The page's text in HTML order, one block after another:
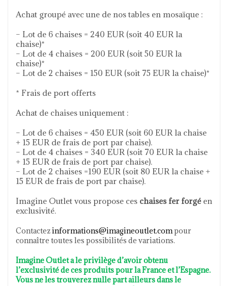
Achat groupé avec une de nos tables en mosaïque :
– Lot de 6 chaises = 240 EUR (soit 40 EUR la
chaise)*
– Lot de 4 chaises = 200 EUR (soit 50 EUR la
chaise)*
– Lot de 2 chaises = 150 EUR (soit 75 EUR la chaise)*
* Frais de port offerts
Achat de chaises uniquement :
– Lot de 6 chaises = 450 EUR (soit 60 EUR la chaise
+ 15 EUR de frais de port par chaise).
– Lot de 4 chaises = 340 EUR (soit 70 EUR la chaise
+ 15 EUR de frais de port par chaise).
– Lot de 2 chaises =190 EUR (soit 80 EUR la chaise +
15 EUR de frais de port par chaise).
Imagine Outlet vous propose ces chaises fer forgé en
exclusivité.
Contactezinformations@imagineoutlet.compour
connaître toutes les possibilités de variations.
Imagine Outlet a le privilège d’avoir obtenu
l’exclusivité de ces produits pour la France et l’Espagne.
Vous ne les trouverez nulle part ailleurs dans le